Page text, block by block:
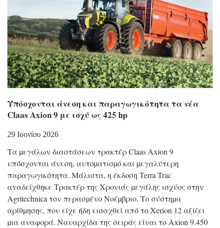
Υπόσχονται άνεση και παραγωγικότητα τα νέα
Claas Axion 9 με ισχύ ως 425 hp
29 Ιουνίου 2026
Τα µεγάλων διαστάσεων τρακτέρ Claas Axion 9
υπόσχονται άνεση, αυτοµατισµό και µεγαλύτερη
παραγωγικότητα. Μάλιστα, η έκδοση Terra Trac
αναδείχθηκε Τρακτέρ της Χρονιάς µεγάλης ισχύος στην
Agritechnica τον περασµένο Νοέµβριο. Το σύστηµα
αρίθµησης, που είχε ήδη εισαχθεί από το Xerion 12 αξίζει
µια αναφορά. Ναυαρχίδα της σειράς είναι το Axion 9.450